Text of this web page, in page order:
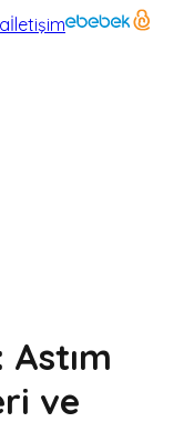
İletişim
ve